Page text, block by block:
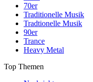
70er
Traditionelle Musik
Tradtionelle Musik
90er
Trance
Heavy Metal
Top Themen